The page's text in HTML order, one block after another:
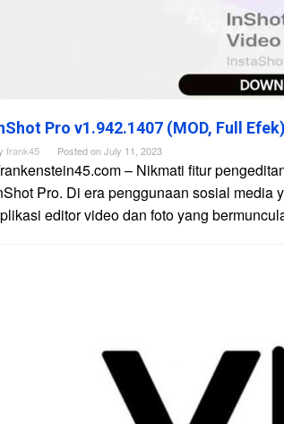
Pro v1.942.1407 (MOD, Full Efek)
frank45 Posted onJuly 11, 2023
– Nikmati fitur
Pro. Di era penggunaan sosial media
editor video dan foto yang